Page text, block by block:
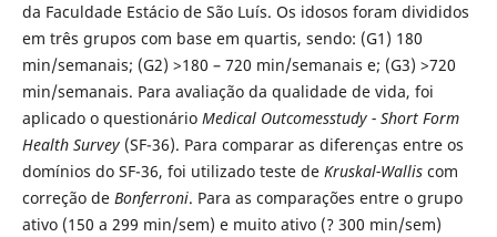
da Faculdade Estácio de São Luís. Os idosos foram divididos
em três grupos com base em quartis, sendo: (G1) 180
min/semanais; (G2) >180 – 720 min/semanais e; (G3) >720
min/semanais. Para avaliação da qualidade de vida, foi
aplicado o questionário Medical Outcomesstudy - Short Form
Health Survey(SF-36). Para comparar as diferenças entre os
domínios do SF-36, foi utilizado teste de Kruskal-Walliscom
correção de Bonferroni. Para as comparações entre o grupo
ativo (150 a 299 min/sem) e muito ativo (? 300 min/sem)